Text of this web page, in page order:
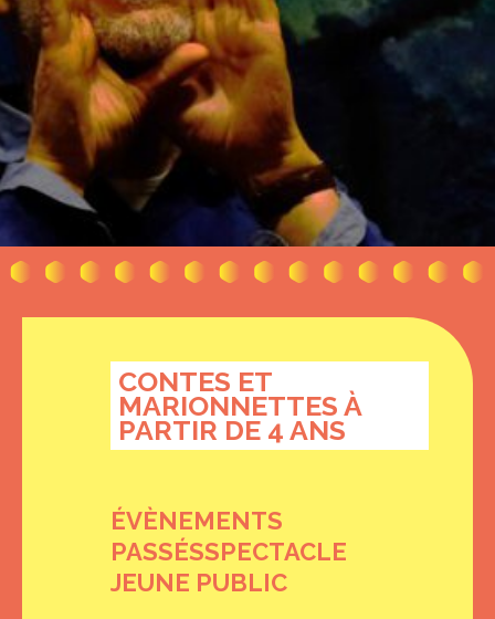
CONTES ET
MARIONNETTES À
PARTIR DE 4 ANS
ÉVÈNEMENTS
PASSÉSSPECTACLE
JEUNE PUBLIC